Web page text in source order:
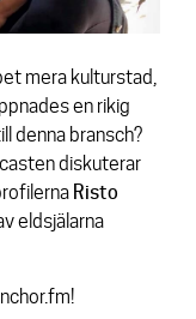
mera kulturstad,
en rikig
denna bransch?
diskuterar
Risto
eldsjälarna